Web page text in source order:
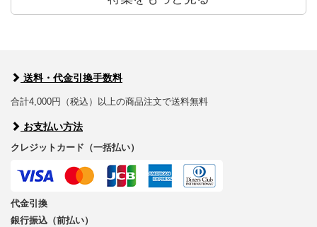
送料・代金引換手数料
合計4,000円（税込）以上の商品注文で送料無料
お支払い方法
クレジットカード（一括払い）
代金引換
銀行振込（前払い）